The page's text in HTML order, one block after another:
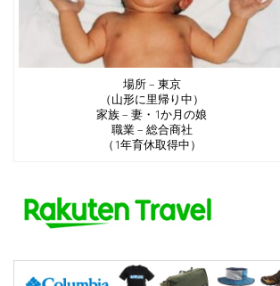
場所 – 東京
（山形に里帰り中）
家族 – 妻・1か月の娘
職業 – 総合商社
（1年育休取得中）